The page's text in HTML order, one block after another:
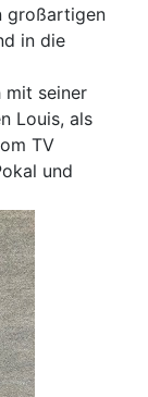
großartigen
in die
mit seiner
Louis, als
TV
und